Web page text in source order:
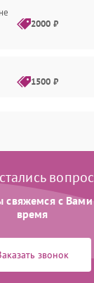
2000 ₽
1500 ₽
свяжемся с
время
звонок